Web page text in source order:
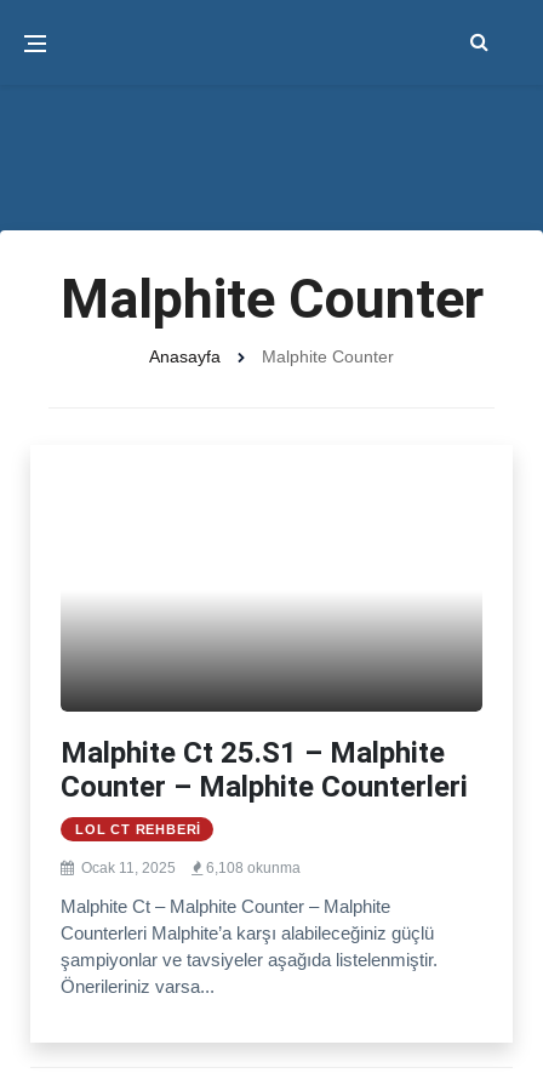
Malphite Counter
Anasayfa Malphite Counter
Malphite Ct 25.S1 – Malphite
Counter – Malphite Counterleri
LOL CT REHBERI
Ocak 11, 2025 6,108 okunma
Malphite Ct – Malphite Counter – Malphite
Counterleri Malphite’a karşı alabileceğiniz güçlü
şampiyonlar ve tavsiyeler aşağıda listelenmiştir.
Önerileriniz varsa...